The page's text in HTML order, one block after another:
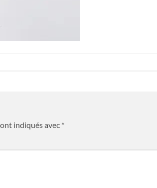
indiqués avec *